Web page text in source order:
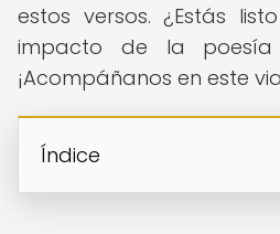
estos versos. ¿Estás
impacto de la
¡Acompáñanos en este
Índice